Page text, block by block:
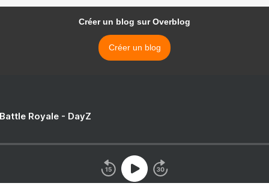
Créer un blog sur Overblog
Créer un blog
Royale - DayZ